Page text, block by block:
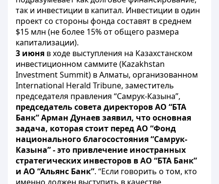
так и инвестиции в капитал. Инвестиции в один
проект со стороны фонда составят в среднем
$15 млн (не более 15% от общего размера
капитализации).
3 июня в ходе выступления на Казахстанском
инвестиционном саммите (Kazakhstan
Investment Summit) в Алматы, организованном
International Herald Tribune, заместитель
председателя правления “Самрук-Казына”,
председатель совета директоров АО “БТА
Банк” Арман Дунаев заявил, что основная
задача, которая стоит перед АО “Фонд
национального благосостояния “Самрук-
Казына” - это привлечение иностранных
стратегических инвесторов в АО “БТА Банк”
и АО “Альянс Банк”. “Если говорить о том, кто